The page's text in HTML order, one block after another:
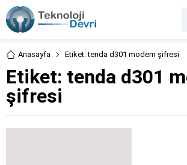
Anasayfa Etiket: tenda d301 modem şifresi
Etiket: tenda d301
şifresi